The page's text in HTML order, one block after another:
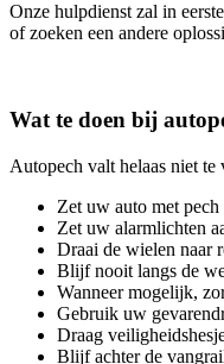
Onze hulpdienst zal in
of zoeken een andere
Wat te doen bij
Autopech valt helaas niet
Zet uw auto met
Zet uw alarmlichten
Draai de wielen naar
Blijf nooit langs de
Wanneer mogelijk,
Gebruik uw
Draag
Blijf achter de